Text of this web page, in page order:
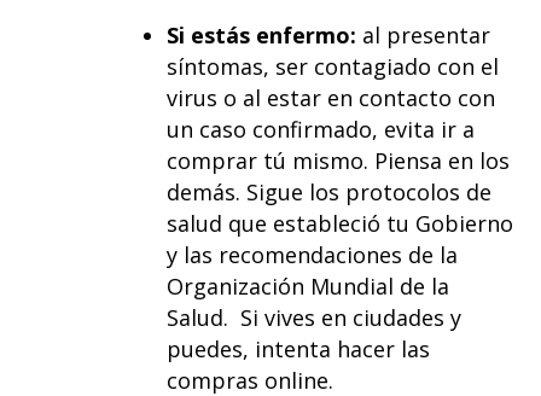
Si estás enfermo: al presentar
síntomas, ser contagiado con el
virus o al estar en contacto con
un caso confirmado, evita ir a
comprar tú mismo. Piensa en los
demás. Sigue los protocolos de
salud que estableció tu Gobierno
y las recomendaciones de la
Organización Mundial de la
Salud. Si vives en ciudades y
puedes, intenta hacer las
compras online.